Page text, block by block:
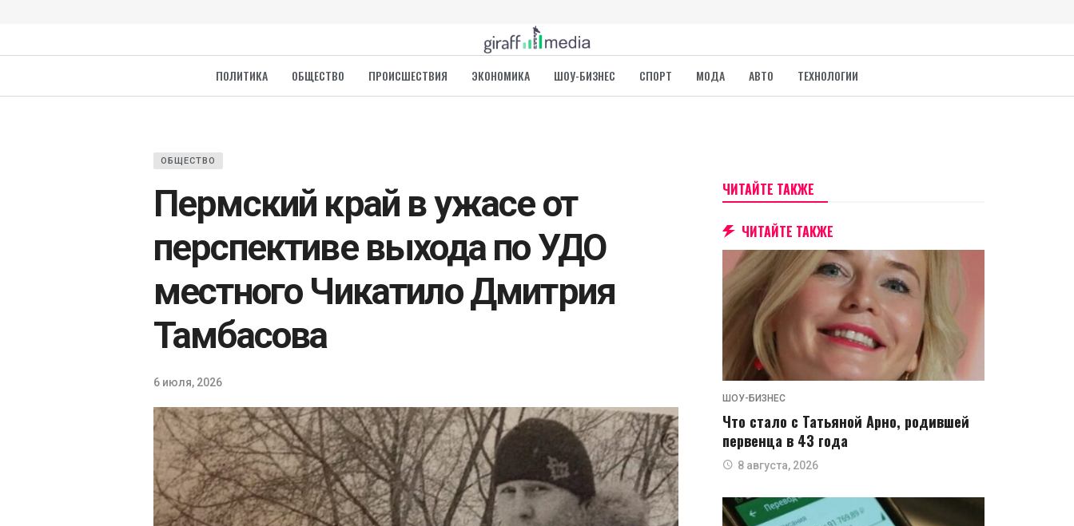
ПОЛИТИКА ОБЩЕСТВО ПРОИСШЕСТВИЯ ЭКОНОМИКА ШОУ-БИЗНЕС СПОРТ МОДА АВТО ТЕХНОЛОГИИ
ОБЩЕСТВО
Пермский край в ужасе от
перспективе выхода по УДО
местного Чикатило Дмитрия
Тамбасова
6 июля, 2026
ЧИТАЙТЕ ТАКЖЕ
ЧИТАЙТЕ ТАКЖЕ
ШОУ-БИЗНЕС
Что стало с Татьяной Арно, родившей
первенца в 43 года
8 августа, 2026